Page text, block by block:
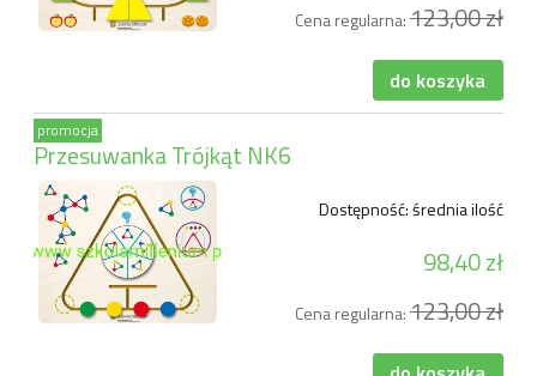
Cena regularna:123,00 zł
do koszyka
Przesuwanka Trójkąt NK6
Dostępność:średnia ilość
98,40 zł
Cena regularna:123,00 zł
promocja